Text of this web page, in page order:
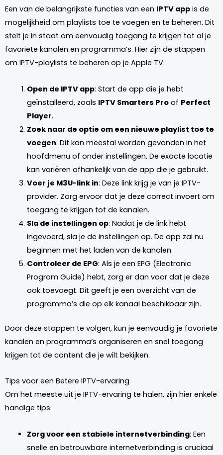
Een van de belangrijkste functies van een IPTV app is de
mogelijkheid om playlists toe te voegen en te beheren. Dit
stelt je in staat om eenvoudig toegang te krijgen tot al je
favoriete kanalen en programma’s. Hier zijn de stappen
om IPTV-playlists te beheren op je Apple TV:
Open de IPTV app: Start de app die je hebt
geïnstalleerd, zoals IPTV Smarters Proof Perfect
Player.
Zoek naar de optie om een nieuwe playlist toe te
voegen: Dit kan meestal worden gevonden in het
hoofdmenu of onder instellingen. De exacte locatie
kan variëren afhankelijk van de app die je gebruikt.
Voer je M3U-link in: Deze link krijg je van je IPTV-
provider. Zorg ervoor dat je deze correct invoert om
toegang te krijgen tot de kanalen.
Sla de instellingen op: Nadat je de link hebt
ingevoerd, sla je de instellingen op. De app zal nu
beginnen met het laden van de kanalen.
Controleer de EPG: Als je een EPG (Electronic
Program Guide) hebt, zorg er dan voor dat je deze
ook toevoegt. Dit geeft je een overzicht van de
programma’s die op elk kanaal beschikbaar zijn.
Door deze stappen te volgen, kun je eenvoudig je favoriete
kanalen en programma’s organiseren en snel toegang
krijgen tot de content die je wilt bekijken.
Tips voor een Betere IPTV-ervaring
Om het meeste uit je IPTV-ervaring te halen, zijn hier enkele
handige tips:
Zorg voor een stabiele internetverbinding: Een
snelle en betrouwbare internetverbinding is cruciaal